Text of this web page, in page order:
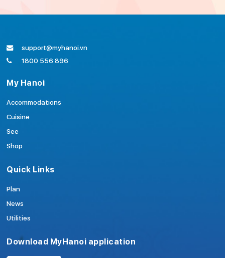
support@myhanoi.vn
1800 556 896
My Hanoi
Accommodations
Cuisine
See
Shop
Quick Links
Plan
News
Utilities
Download MyHanoi application